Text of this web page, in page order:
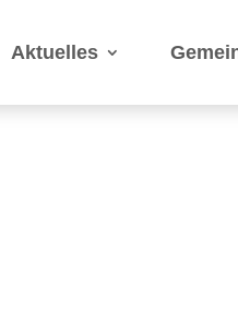
Aktuelles